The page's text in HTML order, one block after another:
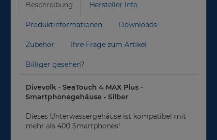
Beschreibung Hersteller Info
Produktinformationen Downloads
Zubehör Ihre Frage zum Artikel
Billiger gesehen?
Divevolk - SeaTouch 4 MAX Plus -
Smartphonegehäuse - Silber
Dieses Unterwassergehäuse ist kompatibel mit
mehr als 400 Smartphones!